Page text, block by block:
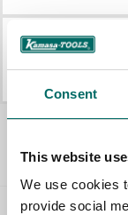
Consent
This website
We use cookies
provide social
Allt Skruvmejslar